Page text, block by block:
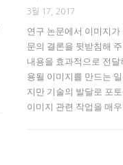
3월 17, 2017
연구 논문에서 이미지
문의 결론을 뒷받침해
내용을 효과적으로 전
용될 이미지를 만드는
지만 기술의 발달로 포
이미지 관련 작업을 매